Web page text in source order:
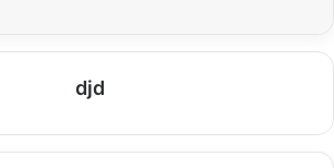
djd